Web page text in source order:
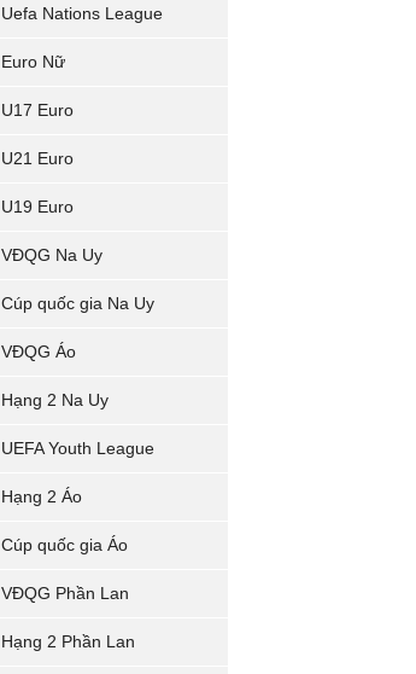
Uefa Nations League
Euro Nữ
U17 Euro
U21 Euro
U19 Euro
VĐQG Na Uy
Cúp quốc gia Na Uy
VĐQG Áo
Hạng 2 Na Uy
UEFA Youth League
Hạng 2 Áo
Cúp quốc gia Áo
VĐQG Phần Lan
Hạng 2 Phần Lan